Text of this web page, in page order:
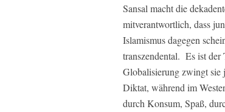
Sansal macht die
mitverantwortlich, dass
Islamismus dagegen
transzendental. Es ist der
Globalisierung zwingt sie
Diktat, während im
durch Konsum, Spaß,